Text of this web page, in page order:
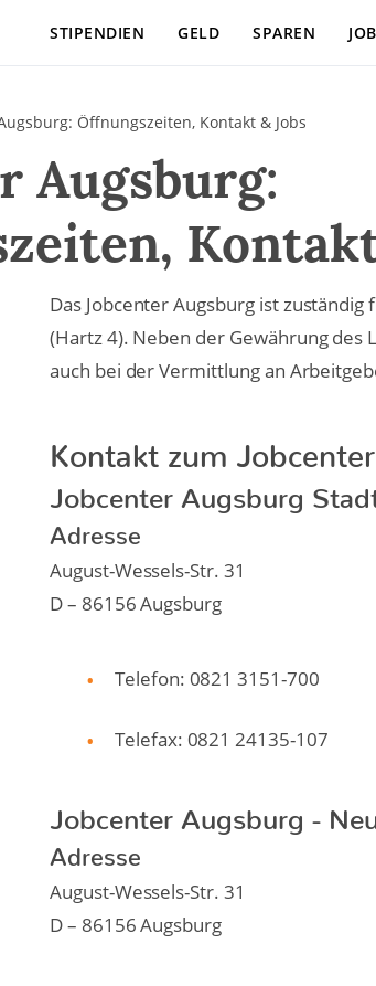
STIPENDIEN GELD SPAREN
Öffnungszeiten, Kontakt & Jobs
Augsburg:
Das Jobcenter Augsburg ist
(Hartz 4). Neben der Gewährung des
auch bei der Vermittlung an
Kontakt zum
Jobcenter Augsburg
Adresse
August-Wessels-Str. 31
D – 86156 Augsburg
Telefon: 0821 3151-700
Telefax: 0821 24135-107
Jobcenter Augsburg -
Adresse
August-Wessels-Str. 31
D – 86156 Augsburg